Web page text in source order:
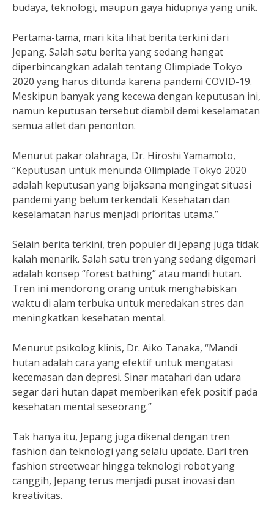
budaya, teknologi, maupun gaya hidupnya yang unik.
Pertama-tama, mari kita lihat berita terkini dari
Jepang. Salah satu berita yang sedang hangat
diperbincangkan adalah tentang Olimpiade Tokyo
2020 yang harus ditunda karena pandemi COVID-19.
Meskipun banyak yang kecewa dengan keputusan ini,
namun keputusan tersebut diambil demi keselamatan
semua atlet dan penonton.
Menurut pakar olahraga, Dr. Hiroshi Yamamoto,
“Keputusan untuk menunda Olimpiade Tokyo 2020
adalah keputusan yang bijaksana mengingat situasi
pandemi yang belum terkendali. Kesehatan dan
keselamatan harus menjadi prioritas utama.”
Selain berita terkini, tren populer di Jepang juga tidak
kalah menarik. Salah satu tren yang sedang digemari
adalah konsep “forest bathing” atau mandi hutan.
Tren ini mendorong orang untuk menghabiskan
waktu di alam terbuka untuk meredakan stres dan
meningkatkan kesehatan mental.
Menurut psikolog klinis, Dr. Aiko Tanaka, “Mandi
hutan adalah cara yang efektif untuk mengatasi
kecemasan dan depresi. Sinar matahari dan udara
segar dari hutan dapat memberikan efek positif pada
kesehatan mental seseorang.”
Tak hanya itu, Jepang juga dikenal dengan tren
fashion dan teknologi yang selalu update. Dari tren
fashion streetwear hingga teknologi robot yang
canggih, Jepang terus menjadi pusat inovasi dan
kreativitas.